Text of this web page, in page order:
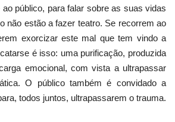
público, para falar sobre as suas vidas
não estão a fazer teatro. Se recorrem ao
exorcizar este mal que tem vindo a
é isso: uma purificação, produzida
emocional, com vista a ultrapassar
O público também é convidado a
todos juntos, ultrapassarem o trauma.